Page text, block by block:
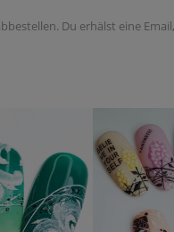
Du erhälst eine